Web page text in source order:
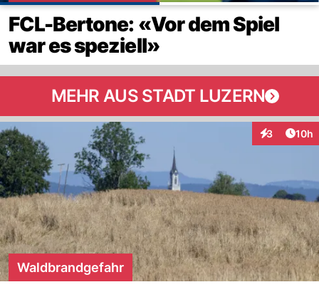
FCL-Bertone: «Vor dem Spiel
war es speziell»
MEHR AUS STADT LUZERN
3
Interaktionen
10h
Waldbrandgefahr